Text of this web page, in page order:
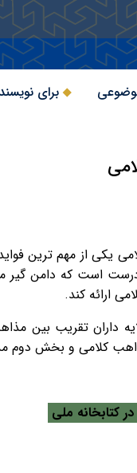
برای
یکی از مهم ترین
است که دامن
ارائه کند.
داران تقریب بین
کلامی و بخش دوم
کتابخانه ملی